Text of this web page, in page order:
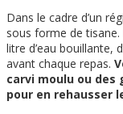
Dans le cadre d’un
sous forme de
litre d’eau bouillante,
avant chaque repas.
carvi moulu ou des
pour en rehausser